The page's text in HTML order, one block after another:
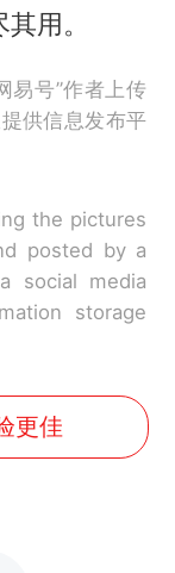
用。
易号”作者上传
供信息发布平
the pictures
posted by a
social media
storage
更佳